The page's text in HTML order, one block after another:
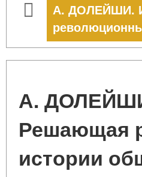
А. ДОЛЕЙШИ.
А.
Решающая
истории